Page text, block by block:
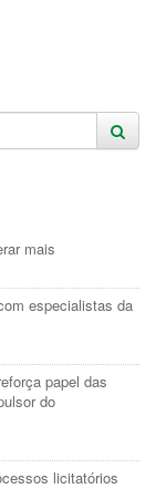
mais
especialistas da
papel das
do
licitatórios